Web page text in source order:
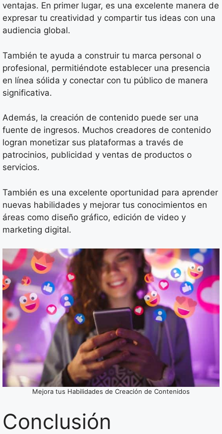
ventajas. En primer lugar, es una excelente manera de
expresar tu creatividad y compartir tus ideas con una
audiencia global.
También te ayuda a construir tu marca personal o
profesional, permitiéndote establecer una presencia
en línea sólida y conectar con tu público de manera
significativa.
Además, la creación de contenido puede ser una
fuente de ingresos. Muchos creadores de contenido
logran monetizar sus plataformas a través de
patrocinios, publicidad y ventas de productos o
servicios.
También es una excelente oportunidad para aprender
nuevas habilidades y mejorar tus conocimientos en
áreas como diseño gráfico, edición de video y
marketing digital.
Mejora tus Habilidades de Creación de Contenidos
Conclusión